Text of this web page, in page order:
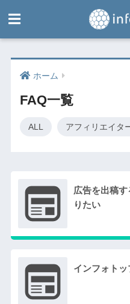
ホーム
FAQ一覧
ALL アフィリエイタ
広告を出稿
りたい
インフォト